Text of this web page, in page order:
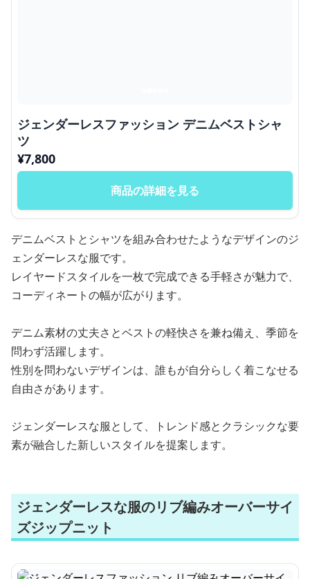
ジェンダーレスファッション デニムベストシャ
ツ
¥7,800
商品の詳細を見る
デニムベストとシャツを組み合わせたようなデザインのジ
ェンダーレスな服です。
レイヤードスタイルを一枚で完成できる手軽さが魅力で、
コーディネートの幅が広がります。
デニム素材の丈夫さとベストの軽快さを兼ね備え、季節を
問わず活躍します。
性別を問わないデザインは、誰もが自分らしく着こなせる
自由さがあります。
ジェンダーレスな服として、トレンド感とクラシックな要
素が融合した新しいスタイルを提案します。
ジェンダーレスな服のリブ編みオーバーサイ
ズジップニット